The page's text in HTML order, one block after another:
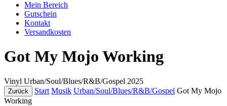
Mein Bereich
Gutschein
Kontakt
Versandkosten
Got My Mojo Working
Vinyl Urban/Soul/Blues/R&B/Gospel 2025
Zurück Start Musik Urban/Soul/Blues/R&B/Gospel Got My Mojo
Working